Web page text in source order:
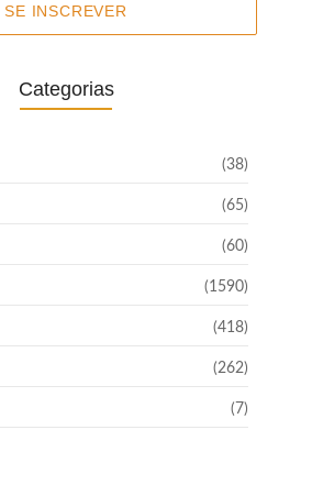
SE INSCREVER
Categorias
(38)
(65)
(60)
(1590)
(418)
(262)
(7)